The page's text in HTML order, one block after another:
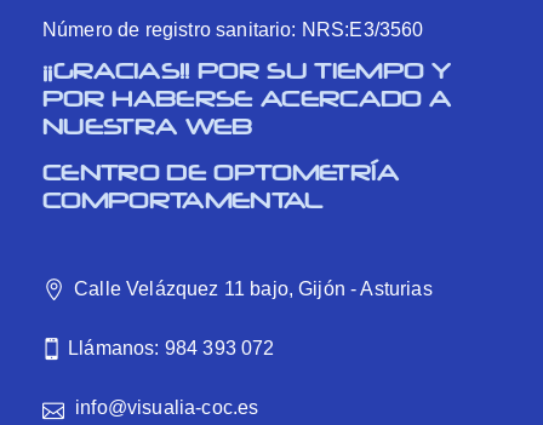
Número de registro sanitario: NRS:E3/3560
¡¡GRACIAS!! POR SU TIEMPO Y
POR HABERSE ACERCADO A
NUESTRA WEB
CENTRO DE OPTOMETRÍA
COMPORTAMENTAL
Calle Velázquez 11 bajo, Gijón - Asturias
Llámanos: 984 393 072
info@visualia-coc.es